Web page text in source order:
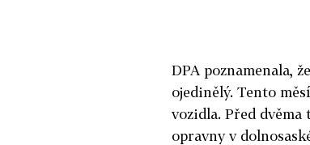
DPA poznamenala,
ojedinělý. Tento
vozidla. Před
opravny v